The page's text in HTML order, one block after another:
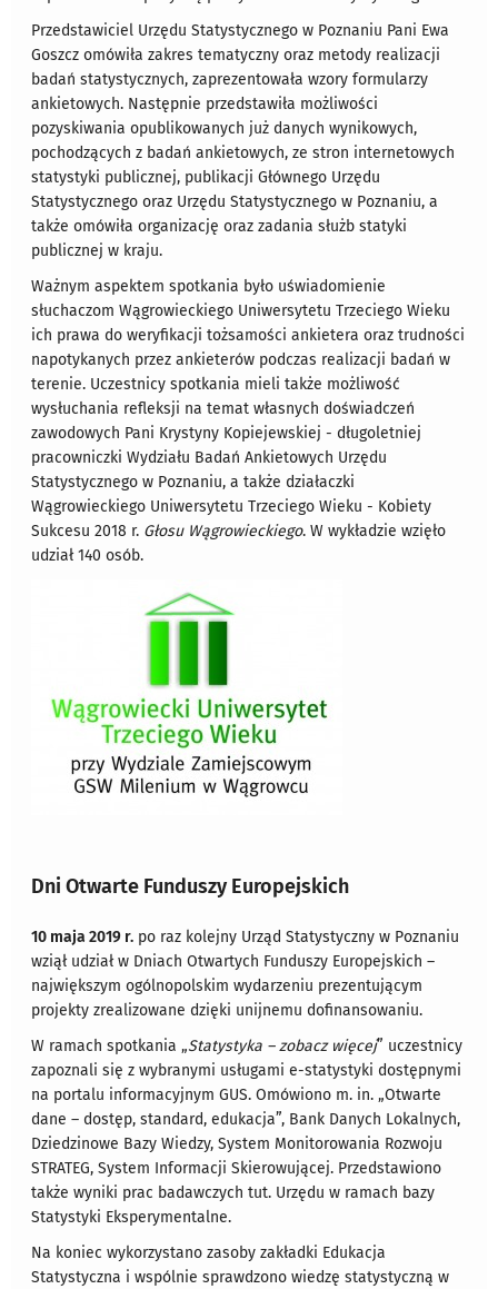
Przedstawiciel Urzędu Statystycznego w Poznaniu Pani Ewa
Goszcz omówiła zakres tematyczny oraz metody realizacji
badań statystycznych, zaprezentowała wzory formularzy
ankietowych. Następnie przedstawiła możliwości
pozyskiwania opublikowanych już danych wynikowych,
pochodzących z badań ankietowych, ze stron internetowych
statystyki publicznej, publikacji Głównego Urzędu
Statystycznego oraz Urzędu Statystycznego w Poznaniu, a
także omówiła organizację oraz zadania służb statyki
publicznej w kraju.
Ważnym aspektem spotkania było uświadomienie
słuchaczom Wągrowieckiego Uniwersytetu Trzeciego Wieku
ich prawa do weryfikacji tożsamości ankietera oraz trudności
napotykanych przez ankieterów podczas realizacji badań w
terenie. Uczestnicy spotkania mieli także możliwość
wysłuchania refleksji na temat własnych doświadczeń
zawodowych Pani Krystyny Kopiejewskiej - długoletniej
pracowniczki Wydziału Badań Ankietowych Urzędu
Statystycznego w Poznaniu, a także działaczki
Wągrowieckiego Uniwersytetu Trzeciego Wieku - Kobiety
Sukcesu 2018 r. Głosu Wągrowieckiego. W wykładzie wzięło
udział 140 osób.
Dni Otwarte Funduszy Europejskich
10 maja 2019 r. po raz kolejny Urząd Statystyczny w Poznaniu
wziął udział w Dniach Otwartych Funduszy Europejskich –
największym ogólnopolskim wydarzeniu prezentującym
projekty zrealizowane dzięki unijnemu dofinansowaniu.
W ramach spotkania „Statystyka – zobacz więcej” uczestnicy
zapoznali się z wybranymi usługami e-statystyki dostępnymi
na portalu informacyjnym GUS. Omówiono m. in. „Otwarte
dane – dostęp, standard, edukacja”, Bank Danych Lokalnych,
Dziedzinowe Bazy Wiedzy, System Monitorowania Rozwoju
STRATEG, System Informacji Skierowującej. Przedstawiono
także wyniki prac badawczych tut. Urzędu w ramach bazy
Statystyki Eksperymentalne.
Na koniec wykorzystano zasoby zakładki Edukacja
Statystyczna i wspólnie sprawdzono wiedzę statystyczną w